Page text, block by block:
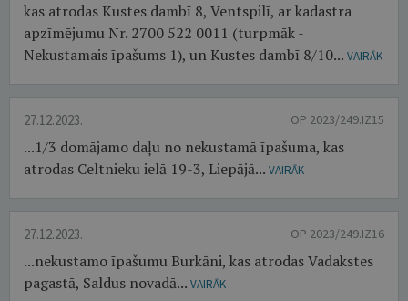
kas atrodas Kustes dambī 8, Ventspilī, ar kadastra
apzīmējumu Nr. 2700 522 0011 (turpmāk -
Nekustamais īpašums 1), un Kustes dambī 8/10... VAIRĀK
27.12.2023. OP 2023/249.IZ15
...1/3 domājamo daļu no nekustamā īpašuma, kas
atrodas Celtnieku ielā 19-3, Liepājā... VAIRĀK
27.12.2023. OP 2023/249.IZ16
...nekustamo īpašumu Burkāni, kas atrodas Vadakstes
pagastā, Saldus novadā... VAIRĀK